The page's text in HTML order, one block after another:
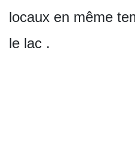
locaux en même
le lac .